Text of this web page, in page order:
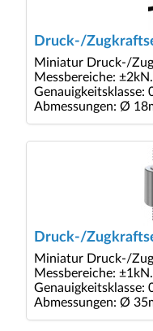
Druck-/
Miniatur Druck-/
Messbereiche:
Genauigkeitsklasse:
Abmessungen: Ø
Druck-/
Miniatur Druck-/
Messbereiche:
Genauigkeitsklasse:
Abmessungen: Ø